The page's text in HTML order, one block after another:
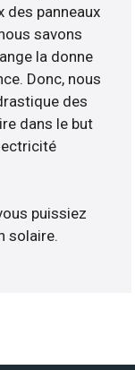
des panneaux
savons
la donne
Donc, nous
des
dans le but
puissiez
solaire.